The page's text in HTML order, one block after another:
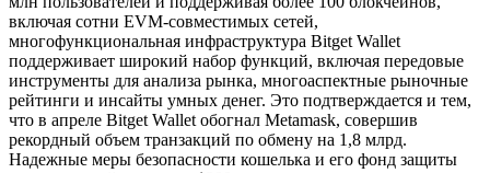
включая сотни EVM-совместимых сетей,
многофункциональная инфраструктура Bitget Wallet
поддерживает широкий набор функций, включая передовые
инструменты для анализа рынка, многоаспектные рыночные
рейтинги и инсайты умных денег. Это подтверждается и тем,
что в апреле Bitget Wallet обогнал Metamask, совершив
рекордный объем транзакций по обмену на 1,8 млрд.
Надежные меры безопасности кошелька и его фонд защиты